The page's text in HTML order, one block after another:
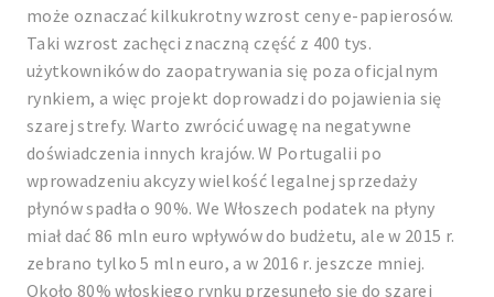
może oznaczać kilkukrotny wzrost ceny e-papierosów.
Taki wzrost zachęci znaczną część z 400 tys.
użytkowników do zaopatrywania się poza oficjalnym
rynkiem, a więc projekt doprowadzi do pojawienia się
szarej strefy. Warto zwrócić uwagę na negatywne
doświadczenia innych krajów. W Portugalii po
wprowadzeniu akcyzy wielkość legalnej sprzedaży
płynów spadła o 90%. We Włoszech podatek na płyny
miał dać 86 mln euro wpływów do budżetu, ale w 2015 r.
zebrano tylko 5 mln euro, a w 2016 r. jeszcze mniej.
Około 80% włoskiego rynku przesunęło się do szarej